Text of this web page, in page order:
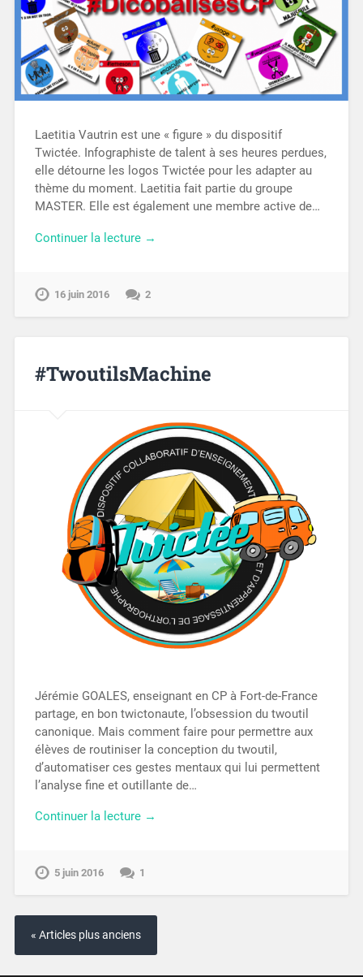
Laetitia Vautrin est une « figure » du dispositif
Twictée. Infographiste de talent à ses heures perdues,
elle détourne les logos Twictée pour les adapter au
thème du moment. Laetitia fait partie du groupe
MASTER. Elle est également une membre active de…
Continuer la lecture →
16 juin 2016 2
#TwoutilsMachine
Jérémie GOALES, enseignant en CP à Fort-de-France
partage, en bon twictonaute, l’obsession du twoutil
canonique. Mais comment faire pour permettre aux
élèves de routiniser la conception du twoutil,
d’automatiser ces gestes mentaux qui lui permettent
l’analyse fine et outillante de…
Continuer la lecture →
5 juin 2016 1
« Articles plus anciens